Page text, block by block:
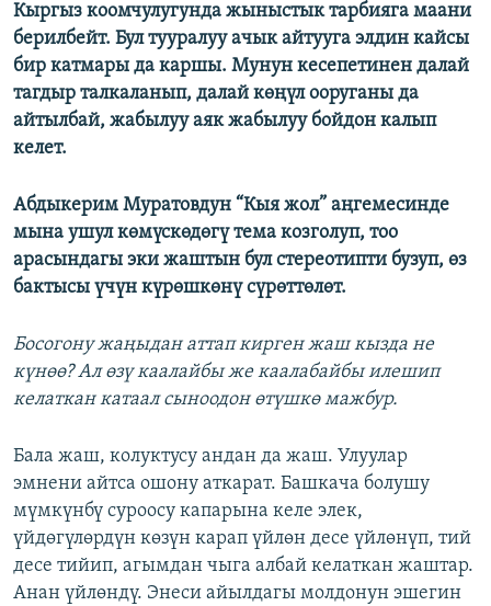
Кыргыз коомчулугунда жыныстык тарбияга маани
берилбейт. Бул тууралуу ачык айтууга элдин кайсы
бир катмары да каршы. Мунун кесепетинен далай
тагдыр талкаланып, далай көңүл ооруганы да
айтылбай, жабылуу аяк жабылуу бойдон калып
келет.
Абдыкерим Муратовдун “Кыя жол” аңгемесинде
мына ушул көмүскөдөгү тема козголуп, тоо
арасындагы эки жаштын бул стереотипти бузуп, өз
бактысы үчүн күрөшкөнү сүрөттөлөт.
Босогону жаңыдан аттап кирген жаш кызда не
күнөө? Ал өзү каалайбы же каалабайбы илешип
келаткан катаал сыноодон өтүшкө мажбур.
Бала жаш, колуктусу андан да жаш. Улуулар
эмнени айтса ошону аткарат. Башкача болушу
мүмкүнбү суроосу капарына келе элек,
үйдөгүлөрдүн көзүн карап үйлөн десе үйлөнүп, тий
десе тийип, агымдан чыга албай келаткан жаштар.
Анан үйлөндү. Энеси айылдагы молдонун эшегин